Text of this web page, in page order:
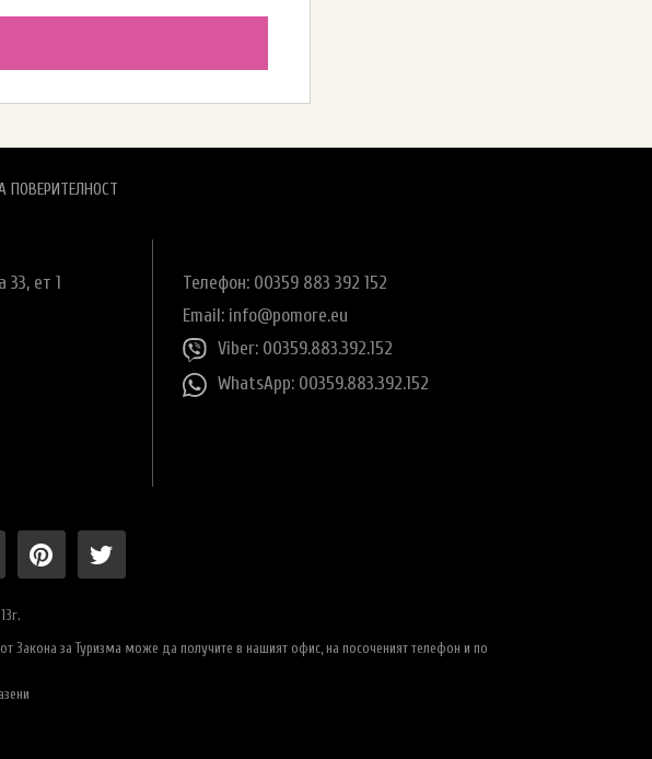
ПОВЕРИТЕЛНОСТ
33, ет 1
Телефон: 00359 883 392 152
Email: info@pomore.eu
Viber: 00359.883.392.152
WhatsApp: 00359.883.392.152
Закона за Туризма може да получите в нашият офис, на посоченият телефон и по